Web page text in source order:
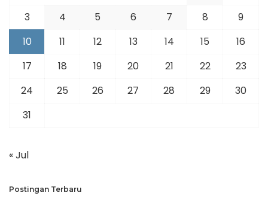
3
4 5 6 7 8
9
10
11 12 13 14 15
16
17
18 19 20 21 22
23
24
25 26 27 28 29
30
31
« Jul
Postingan Terbaru